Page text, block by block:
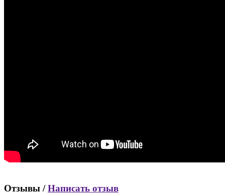
Отзывы /Написать отзыв